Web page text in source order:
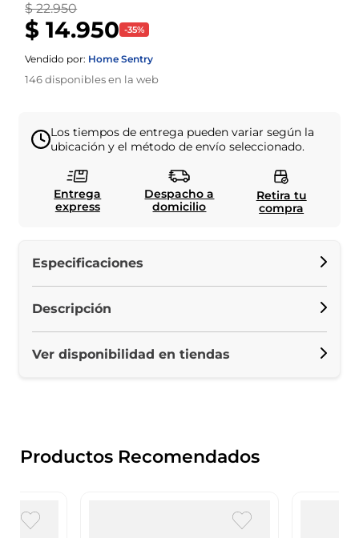
$ 22.950
$ 14.950 -35%
Vendido por: Home Sentry
146disponibles en la web
Los tiempos de entrega pueden variar según la
ubicación y el método de envío seleccionado.
Entrega
express
Despacho a
domicilio
Retira tu
compra
Especificaciones
Descripción
Ver disponibilidad en tiendas
Productos Recomendados